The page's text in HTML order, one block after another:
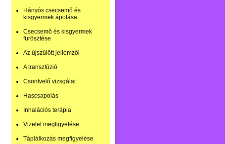
Hányós csecsemő és
kisgyermek ápolása
Csecsemő és kisgyermek
fürösztése
Az újszülött jellemzői
A transzfúzió
Csontvelő vizsgálat
Hascsapolás
Inhalációs terápia
Vizelet megfigyelése
Táplálkozás megfigyelése